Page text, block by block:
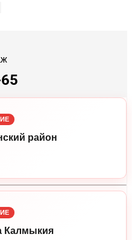
район
Калмыкия